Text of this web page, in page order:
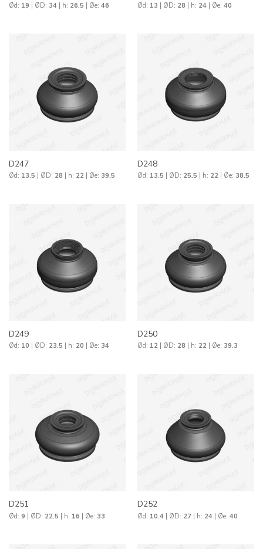
Ød: 19 | ØD: 34| h: 26.5 | Øe: 46 Ød: 13 | ØD: 28 | h: 24| Øe: 40
D247
Ød: 13.5 | ØD: 28 | h: 22| Øe: 39.5
D248
Ød: 13.5 | ØD: 25.5 | h: 22| Øe: 38.5
D249
Ød: 10 | ØD: 23.5 | h: 20 | Øe: 34
D250
Ød: 12| ØD: 28 | h: 22| Øe: 39.3
D251
Ød: 9 | ØD: 22.5 | h: 16 | Øe: 33
D252
Ød: 10.4| ØD: 27| h: 24| Øe: 40